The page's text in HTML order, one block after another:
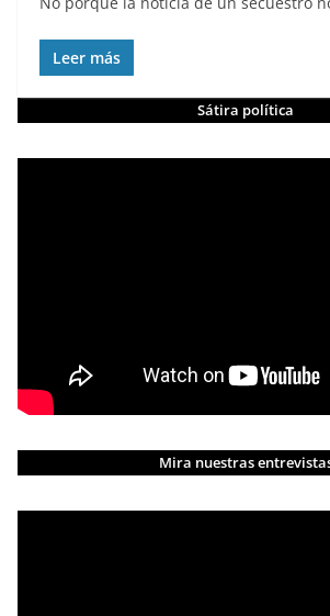
Leer más
Sátira política
Mira nuestras